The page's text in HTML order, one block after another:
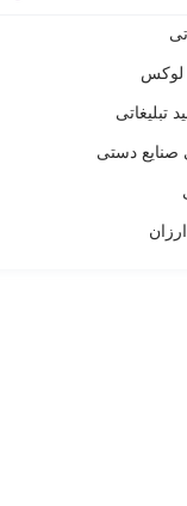
لوکس
صنایع دستی